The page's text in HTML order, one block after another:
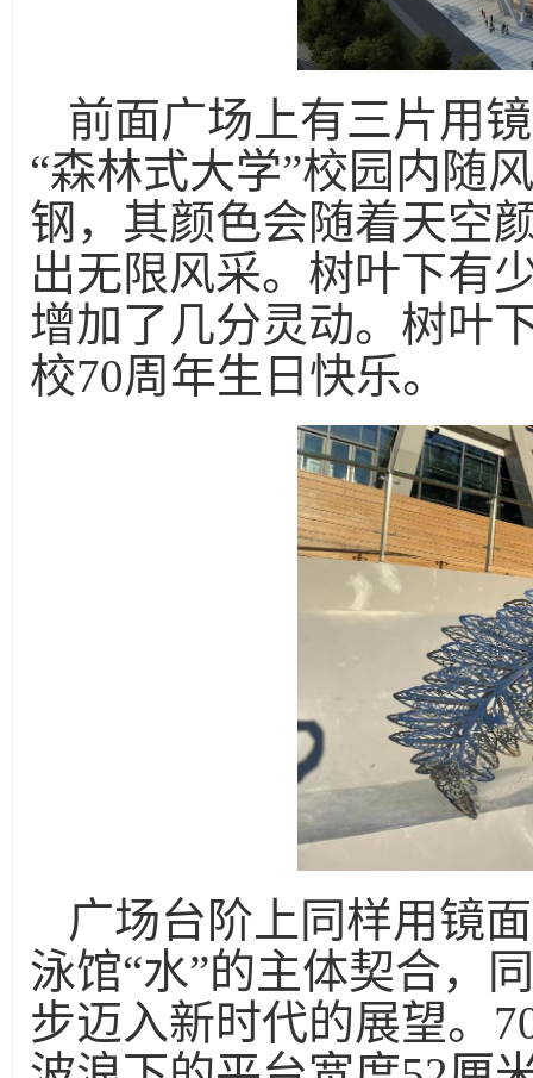
前面广场上有三片用
“森林式大学”校园内随
钢，其颜色会随着天空
出无限风采。树叶下有
增加了几分灵动。树叶
校70周年生日快乐。
广场台阶上同样用镜
泳馆“水”的主体契合，
步迈入新时代的展望。